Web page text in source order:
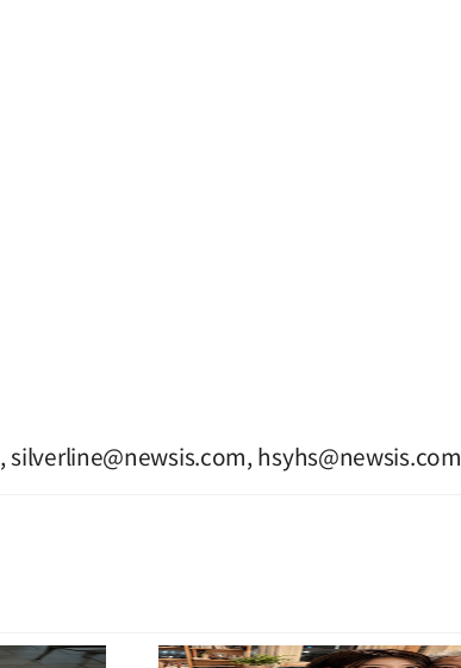
,silverline@newsis.com,hsyhs@newsis.com